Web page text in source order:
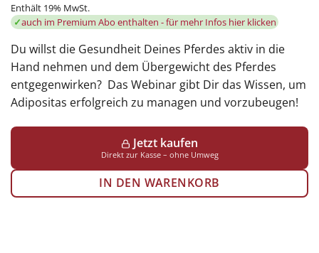
Enthält 19% MwSt.
✓auch im Premium Abo enthalten - für mehr Infos hier klicken
Du willst die Gesundheit Deines Pferdes aktiv in die
Hand nehmen und dem Übergewicht des Pferdes
entgegenwirken? Das Webinar gibt Dir das Wissen, um
Adipositas erfolgreich zu managen und vorzubeugen!
IN DEN WARENKORB
Jetzt kaufen
Direkt zur Kasse – ohne Umweg